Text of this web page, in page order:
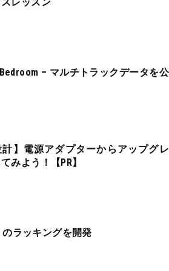
– マルチトラックデータを公
計】電源アダプターからアップグレ
みよう！【PR】
のラッキングを開発